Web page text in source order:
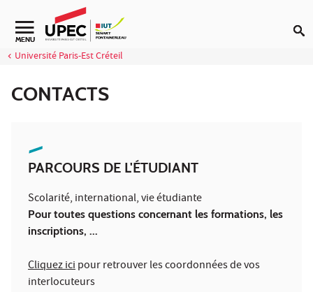
Aller au contenu
MENU
Université Paris-Est Créteil
CONTACTS
PARCOURS DE L'ÉTUDIANT
Scolarité, international, vie étudiante
Pour toutes questions concernant les formations, les
inscriptions, ...
Cliquez icipour retrouver les coordonnées de vos
interlocuteurs